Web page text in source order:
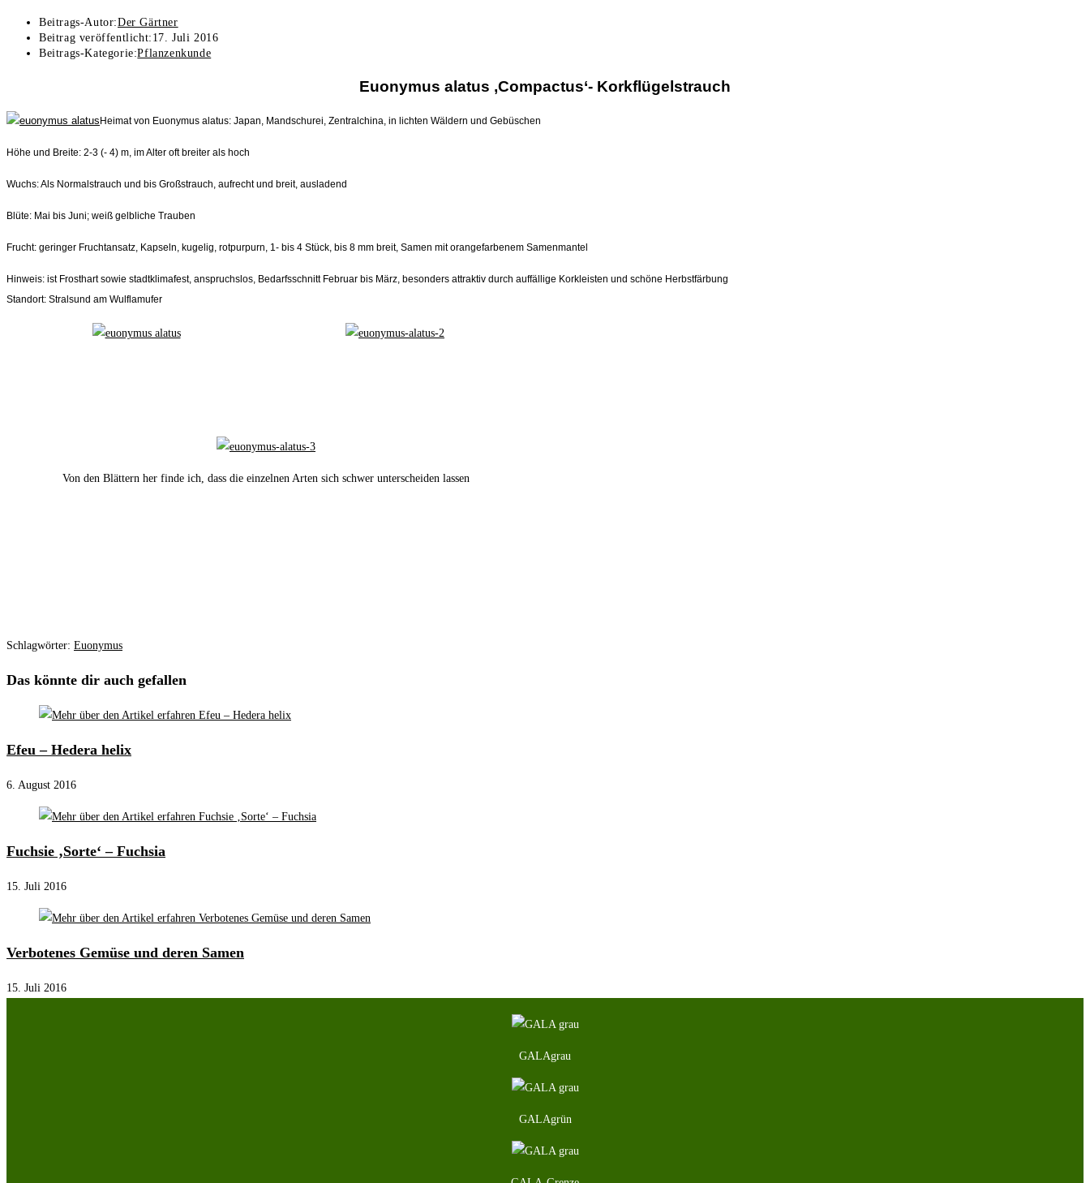
Beitrags-Autor:Der Gärtner
Beitrag veröffentlicht: 17. Juli 2016
Beitrags-Kategorie:Pflanzenkunde
Euonymus alatus ‚Compactus‘- Korkflügelstrauch
Heimat von Euonymus alatus: Japan, Mandschurei, Zentralchina, in lichten Wäldern und Gebüschen
Höhe und Breite: 2-3 (- 4) m, im Alter oft breiter als hoch
Wuchs: Als Normalstrauch und bis Großstrauch, aufrecht und breit, ausladend
Blüte: Mai bis Juni; weiß gelbliche Trauben
Frucht: geringer Fruchtansatz, Kapseln, kugelig, rotpurpurn, 1- bis 4 Stück, bis 8 mm breit, Samen mit orangefarbenem Samenmantel
Hinweis: ist Frosthart sowie stadtklimafest, anspruchslos, Bedarfsschnitt Februar bis März, besonders attraktiv durch auffällige Korkleisten und schöne Herbstfärbung
Standort: Stralsund am Wulflamufer
Von den Blättern her finde ich, dass die einzelnen Arten sich schwer unterscheiden lassen
Schlagwörter: Euonymus
Das könnte dir auch gefallen
Efeu – Hedera helix
6. August 2016
Fuchsie ‚Sorte‘ – Fuchsia
15. Juli 2016
Verbotenes Gemüse und deren Samen
15. Juli 2016
GALAgrau
GALAgrün